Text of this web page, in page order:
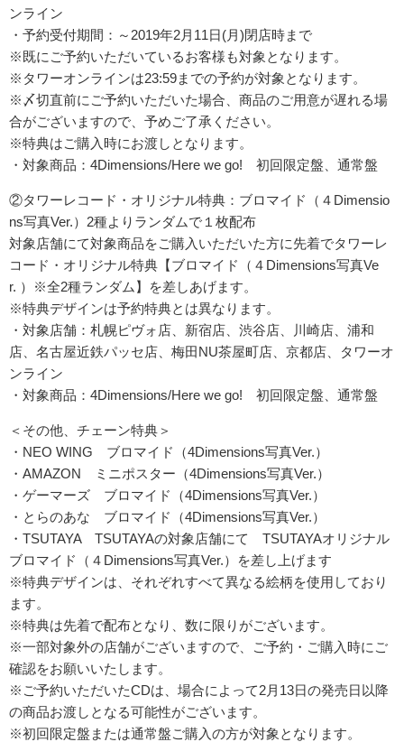
ンライン
・予約受付期間：～2019年2月11日(月)閉店時まで
※既にご予約いただいているお客様も対象となります。
※タワーオンラインは23:59までの予約が対象となります。
※〆切直前にご予約いただいた場合、商品のご用意が遅れる場
合がございますので、予めご了承ください。
※特典はご購入時にお渡しとなります。
・対象商品：4Dimensions/Here we go! 初回限定盤、通常盤
②タワーレコード・オリジナル特典：ブロマイド（４Dimensio
ns写真Ver.）2種よりランダムで１枚配布
対象店舗にて対象商品をご購入いただいた方に先着でタワーレ
コード・オリジナル特典【ブロマイド（４Dimensions写真Ve
r. ）※全2種ランダム】を差しあげます。
※特典デザインは予約特典とは異なります。
・対象店舗：札幌ピヴォ店、新宿店、渋谷店、川崎店、浦和
店、名古屋近鉄パッセ店、梅田NU茶屋町店、京都店、タワーオ
ンライン
・対象商品：4Dimensions/Here we go! 初回限定盤、通常盤
＜その他、チェーン特典＞
・NEO WING ブロマイド（4Dimensions写真Ver.）
・AMAZON ミニポスター（4Dimensions写真Ver.）
・ゲーマーズ ブロマイド（4Dimensions写真Ver.）
・とらのあな ブロマイド（4Dimensions写真Ver.）
・TSUTAYA TSUTAYAの対象店舗にて TSUTAYAオリジナル
ブロマイド（４Dimensions写真Ver.）を差し上げます
※特典デザインは、それぞれすべて異なる絵柄を使用しており
ます。
※特典は先着で配布となり、数に限りがございます。
※一部対象外の店舗がございますので、ご予約・ご購入時にご
確認をお願いいたします。
※ご予約いただいたCDは、場合によって2月13日の発売日以降
の商品お渡しとなる可能性がございます。
※初回限定盤または通常盤ご購入の方が対象となります。